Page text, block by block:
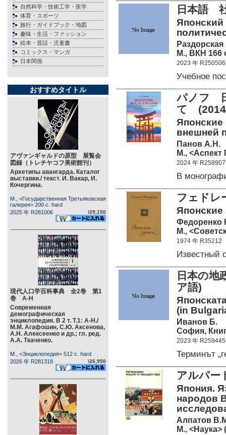
自然科学・技術工学・医学
体育・スポーツ
旅行・ガイドブック・地図
趣味・生活・ファッション
絵本・昔話・児童書
コミックス・マンガ
日本関係
おすすめタイトル
アヴァンギャルドの原型 展覧会
図録（トレチヤコフ美術館刊）
Архетипы авангарда. Каталог
выставки./ текст. И. Вакар, И.
Кочергина.
М., <Государственная Третьяковская
галерея> 200 c. hard
2025 年 R281006
\29,150
現代人口学百科事典 全2巻 第1
巻 А-Н
Современная
демографическая
энциклопедия. В 2 т. Т.1: А-Н./
М.М. Агафошин, С.Ю. Аксенова,
А.Н. Алексеенко и др.; гл. ред.
А.А. Ткаченко.
М., <Энциклопедия> 512 c. hard
2026 年 R281318
\26,950
日本語
М., ВКН 166
2023 年 R250506
Учебное
パノフ
て (2014
Японские
внешней
Панов А.Н.
М., <Аспект
2024 年 R258907
В
フェド
Японские
Федоренко
М.,
1974 年 R35212
Известный
日本の
ア語)
(in
Иванов Б.
София,
2023 年 R259445
Терминът
アルパ
Япония.
народов
Алпатов
М., <Наука>